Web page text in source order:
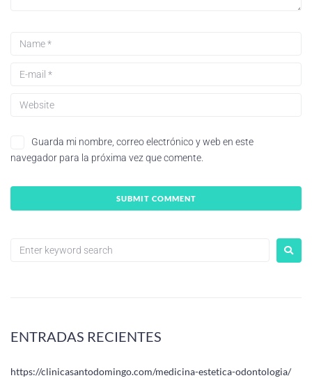
Guarda mi nombre, correo electrónico y web en este
navegador para la próxima vez que comente.
ENTRADAS RECIENTES
https://clinicasantodomingo.com/medicina-estetica-odontologia/